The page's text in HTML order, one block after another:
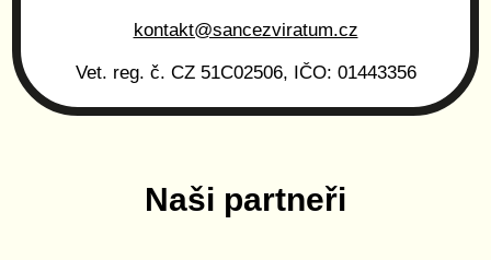
kontakt@sancezviratum.cz
Vet. reg. č. CZ 51C02506, IČO: 01443356
Naši partneři